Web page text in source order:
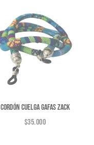
Cordón Cuelga Gafas Zack
$35.000